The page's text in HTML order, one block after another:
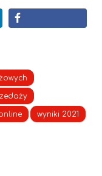
wyniki 2021